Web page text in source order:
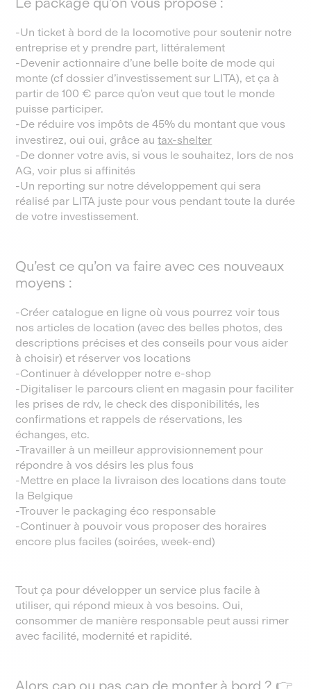
-Un ticket à bord de la locomotive pour soutenir notre
entreprise et y prendre part, littéralement
-Devenir actionnaire d’une belle boite de mode qui
monte (cf dossier d’investissement sur LITA), et ça à
partir de 100 € parce qu’on veut que tout le monde
puisse participer.
-De réduire vos impôts de 45% du montant que vous
investirez, oui oui, grâce autax-shelter
-De donner votre avis, si vous le souhaitez, lors de nos
AG, voir plus si affinités
-Un reporting sur notre développement qui sera
réalisé par LITA juste pour vous pendant toute la durée
de votre investissement.
Qu’est ce qu’on va faire avec ces nouveaux
moyens :
-Créer catalogue en ligne où vous pourrez voir tous
nos articles de location (avec des belles photos, des
descriptions précises et des conseils pour vous aider
à choisir) et réserver vos locations
-Continuer à développer notre e-shop
-Digitaliser le parcours client en magasin pour faciliter
les prises de rdv, le check des disponibilités, les
confirmations et rappels de réservations, les
échanges, etc.
-Travailler à un meilleur approvisionnement pour
répondre à vos désirs les plus fous
-Mettre en place la livraison des locations dans toute
la Belgique
-Trouver le packaging éco responsable
-Continuer à pouvoir vous proposer des horaires
encore plus faciles (soirées, week-end)
Tout ça pour développer un service plus facile à
utiliser, qui répond mieux à vos besoins. Oui,
consommer de manière responsable peut aussi rimer
avec facilité, modernité et rapidité.
Alors cap ou pas cap de monter à bord ? 👉